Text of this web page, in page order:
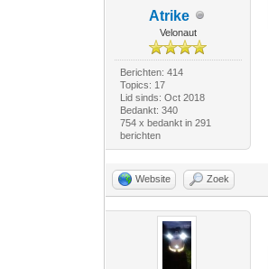
Atrike
Velonaut
Berichten: 414
Topics: 17
Lid sinds: Oct 2018
Bedankt: 340
754 x bedankt in 291
berichten
Website Zoek